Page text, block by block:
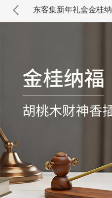
东客集新年礼盒金桂